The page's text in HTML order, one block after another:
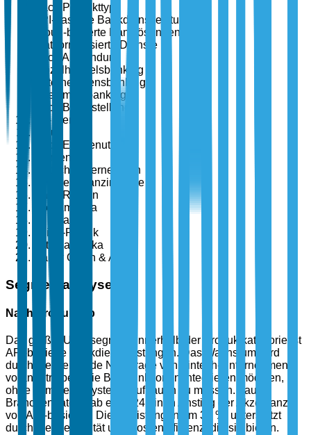
Nach Produkttyp
API-basierte Bankdienstleistungen
Cloud-basierte Banklösungen
Plattformbasierte Dienste
Nach Anwendung
Einzelhandelsbanking
Unternehmensbanking
Investmentbanking
Nach Bereitstellung
On-Premise
Cloud
Nach Endbenutzer
Banken
Fintech-Unternehmen
Andere Finanzinstitute
Nach Region
Nordamerika
Europa
Asien-Pazifik
Lateinamerika
Naher Osten & Afrika
Segmentanalyse
Nach Produkttyp
Das größte Untersegment innerhalb der Produktkategorie ist
API-basierte Bankdienstleistungen. Das Wachstum wird
durch die steigende Nachfrage von Fintech-Unternehmen
vorangetrieben, die Bankfunktionen integrieren möchten,
ohne komplexe Systeme aufbauen zu müssen. Laut
Branchendaten gab es 2024 einen Anstieg der Akzeptanz
von API-basierten Dienstleistungen um 38 %, unterstützt
durch die Flexibilität und Kosteneffizienz, die sie bieten.